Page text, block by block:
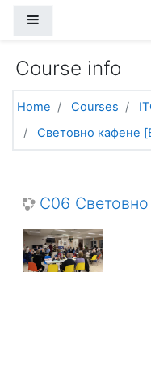
Course info
Home Courses
Световно кафене
C06